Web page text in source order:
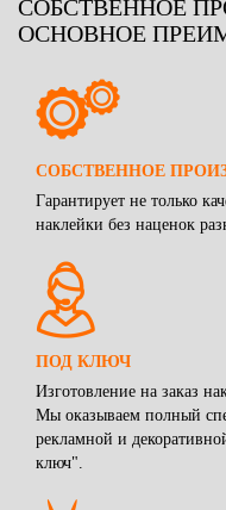
СОБСТВЕННОЕ
ОСНОВНОЕ
СОБСТВЕННОЕ
Гарантирует не только
наклейки без наценок
ПОД КЛЮЧ
Изготовление на заказ
Мы оказываем полный
рекламной и
ключ".